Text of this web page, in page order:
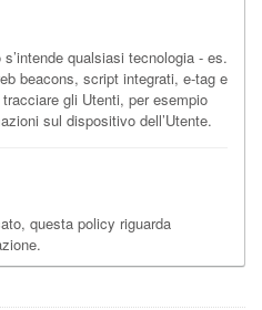
qualsiasi tecnologia - es.
beacons, script integrati, e-tag e
gli Utenti, per esempio
sul dispositivo dell’Utente.
questa policy riguarda